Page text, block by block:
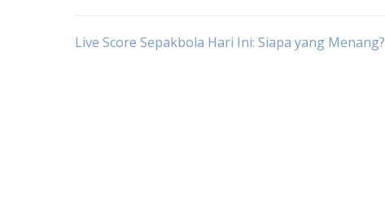
Post
Live Score Sepakbola Hari Ini: Siapa yang Menang?